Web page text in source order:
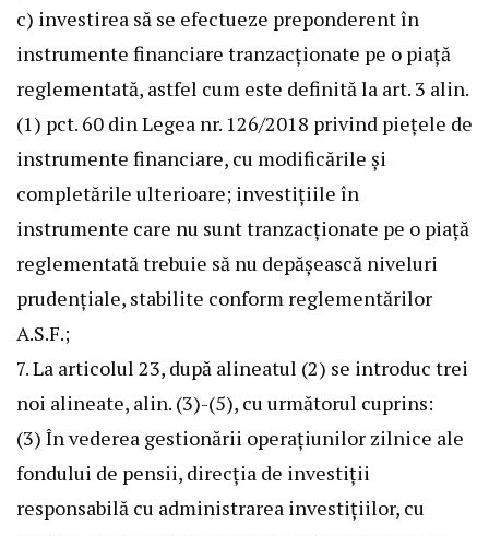
c) investirea să se efectueze preponderent în
instrumente financiare tranzacționate pe o piață
reglementată, astfel cum este definită la art. 3 alin.
(1) pct. 60 din Legea nr. 126/2018 privind piețele de
instrumente financiare, cu modificările și
completările ulterioare; investițiile în
instrumente care nu sunt tranzacționate pe o piață
reglementată trebuie să nu depășească niveluri
prudențiale, stabilite conform reglementărilor
A.S.F.;
7. La articolul 23, după alineatul (2) se introduc trei
noi alineate, alin. (3)-(5), cu următorul cuprins:
(3) În vederea gestionării operațiunilor zilnice ale
fondului de pensii, direcția de investiții
responsabilă cu administrarea investițiilor, cu